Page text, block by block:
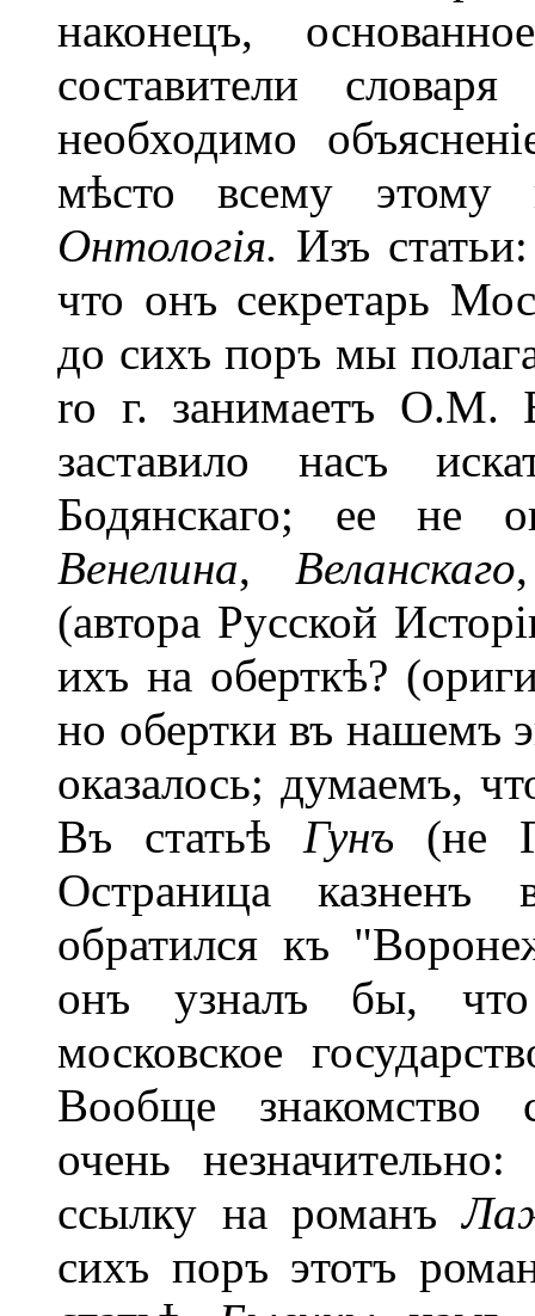
наконецъ,
составители
необходимо
мѣсто всему
Онтологія. Изъ
что онъ секретарь
до сихъ поръ мы
ro г. занимаетъ О.М.
заставило насъ
Бодянскаго; ее не
Венелина, Веланскаго
(автора Русской
ихъ на оберткѣ?
но обертки въ нашемъ
оказалось; думаемъ,
Въ статьѣ Гунъ (не
Остраница
обратился къ
онъ узналъ бы, что
московское
Вообще знакомство
очень
ссылку на романъ
сихъ поръ этотъ